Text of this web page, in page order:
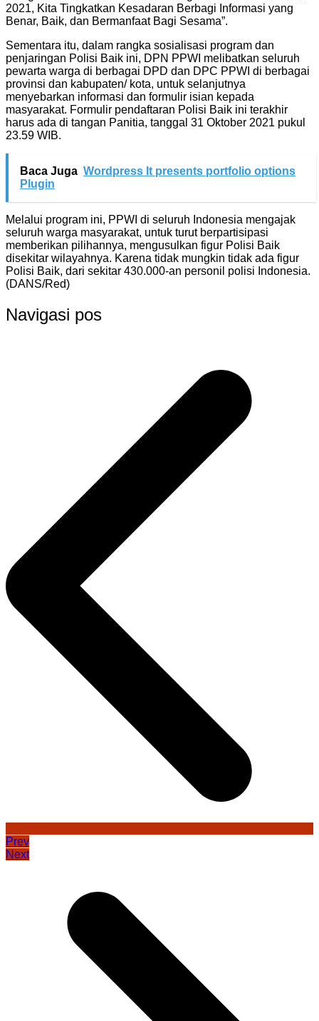
2021, Kita Tingkatkan Kesadaran Berbagi Informasi yang
Benar, Baik, dan Bermanfaat Bagi Sesama”.
Sementara itu, dalam rangka sosialisasi program dan
penjaringan Polisi Baik ini, DPN PPWI melibatkan seluruh
pewarta warga di berbagai DPD dan DPC PPWI di berbagai
provinsi dan kabupaten/ kota, untuk selanjutnya
menyebarkan informasi dan formulir isian kepada
masyarakat. Formulir pendaftaran Polisi Baik ini terakhir
harus ada di tangan Panitia, tanggal 31 Oktober 2021 pukul
23.59 WIB.
Baca Juga Wordpress It presents portfolio options
Plugin
Melalui program ini, PPWI di seluruh Indonesia mengajak
seluruh warga masyarakat, untuk turut berpartisipasi
memberikan pilihannya, mengusulkan figur Polisi Baik
disekitar wilayahnya. Karena tidak mungkin tidak ada figur
Polisi Baik, dari sekitar 430.000-an personil polisi Indonesia.
(DANS/Red)
Navigasi pos
Prev
Next